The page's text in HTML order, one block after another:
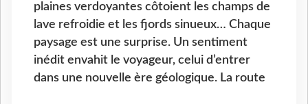
plaines verdoyantes côtoient les champs de
lave refroidie et les fjords sinueux… Chaque
paysage est une surprise. Un sentiment
inédit envahit le voyageur, celui d’entrer
dans une nouvelle ère géologique. La route